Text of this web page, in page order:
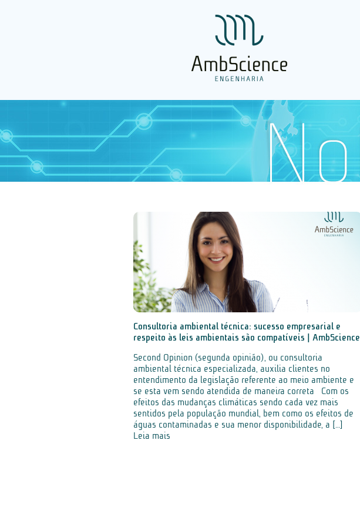
Consultoria ambiental técnica: sucesso empresarial e
respeito às leis ambientais são compatíveis | AmbScience
Second Opinion (segunda opinião), ou consultoria
ambiental técnica especializada, auxilia clientes no
entendimento da legislação referente ao meio ambiente e
se esta vem sendo atendida de maneira correta Com os
efeitos das mudanças climáticas sendo cada vez mais
sentidos pela população mundial, bem como os efeitos de
águas contaminadas e sua menor disponibilidade, a […]
Leia mais